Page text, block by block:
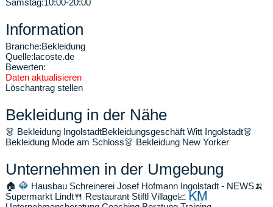
Samstag:10:00-20:00
Information
Branche:Bekleidung
Quelle:lacoste.de
Bewerten:
Daten aktualisieren
Löschantrag stellen
Bekleidung in der Nähe
👗 Bekleidung IngolstadtBekleidungsgeschäft Witt Ingolstadt👗
Bekleidung Mode am Schloss👗 Bekleidung New Yorker
Unternehmen in der Umgebung
🏠 Hausbau Schreinerei Josef Hofmann Ingolstadt - NEWS🍌
Supermarkt Lindt🍴 Restaurant Stiftl Village📈